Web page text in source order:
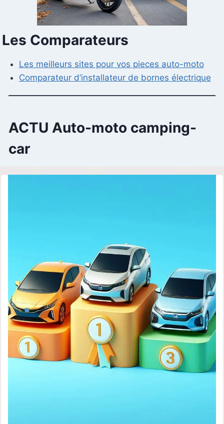
Les Comparateurs
Les meilleurs sites pour vos pieces auto-moto
Comparateur d’installateur de bornes électrique
ACTU Auto-moto camping-
car